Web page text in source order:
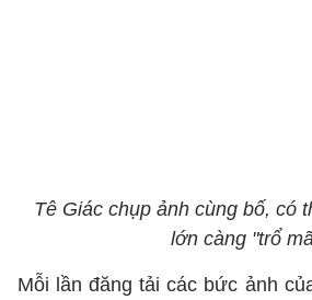
Tê Giác chụp ảnh cùng bố, có
lớn càng "trổ
Mỗi lần đăng tải các bức ảnh